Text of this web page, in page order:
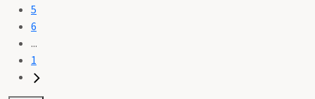
5
6
...
1